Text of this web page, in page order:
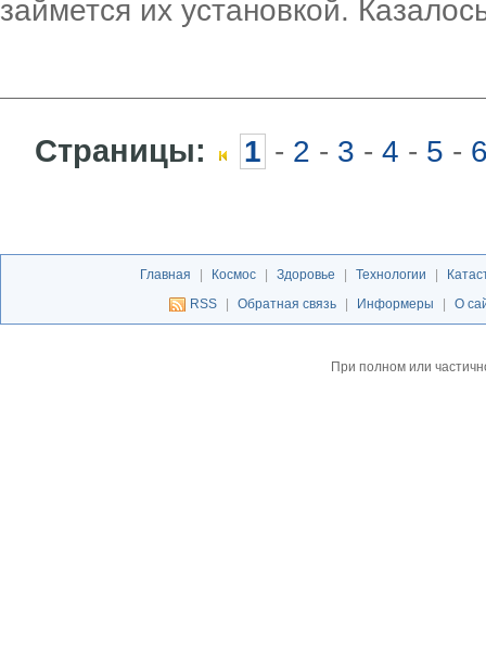
займется их установкой.
Страницы: 1 - 2 - 3 - 4 - 5 -
Главная Космос Здоровье Технологии
RSS
Обратная связь Информеры О
При полном или